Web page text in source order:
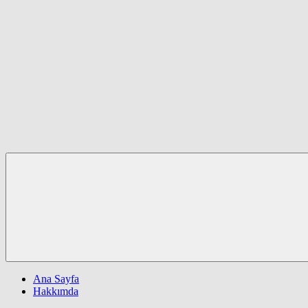
Ana Sayfa
Hakkımda